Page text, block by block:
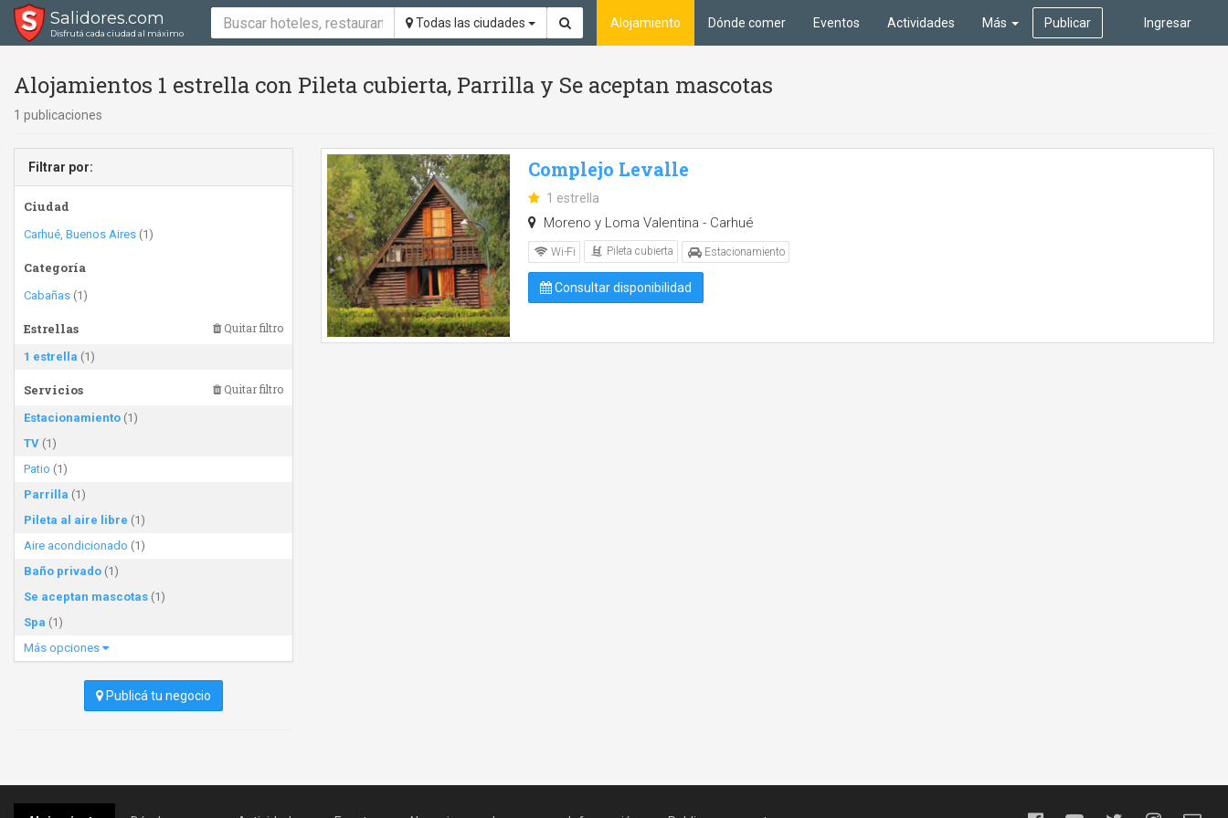
Salidores.com
Disfrutá cada ciudad al máximo
Todas las ciudades Ingresar
Alojamiento Dónde comer Eventos Actividades Más Publicar
Alojamientos 1 estrella con Pileta cubierta, Parrilla y Se aceptan mascotas
1 publicaciones
Filtrar por:
Ciudad
Carhué, Buenos Aires (1)
Categoría
Cabañas (1)
Estrellas Quitar filtro
1 estrella (1)
Servicios Quitar filtro
Estacionamiento (1)
TV (1)
Patio (1)
Parrilla (1)
Pileta al aire libre (1)
Aire acondicionado (1)
Baño privado (1)
Se aceptan mascotas (1)
Spa (1)
Más opciones
Publicá tu negocio
Complejo Levalle
1 estrella
Moreno y Loma Valentina - Carhué
Wi-Fi Pileta cubierta Estacionamiento
Consultar disponibilidad